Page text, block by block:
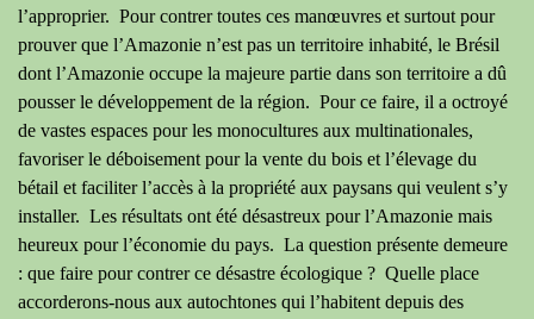
l’approprier. Pour contrer toutes ces manœuvres et surtout pour
prouver que l’Amazonie n’est pas un territoire inhabité, le Brésil
dont l’Amazonie occupe la majeure partie dans son territoire a dû
pousser le développement de la région. Pour ce faire, il a octroyé
de vastes espaces pour les monocultures aux multinationales,
favoriser le déboisement pour la vente du bois et l’élevage du
bétail et faciliter l’accès à la propriété aux paysans qui veulent s’y
installer. Les résultats ont été désastreux pour l’Amazonie mais
heureux pour l’économie du pays. La question présente demeure
: que faire pour contrer ce désastre écologique ? Quelle place
accorderons-nous aux autochtones qui l’habitent depuis des